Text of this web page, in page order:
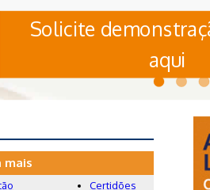
Solicite
aqui
mais
Certidões